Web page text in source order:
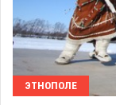
ЭТНОПОЛЕ